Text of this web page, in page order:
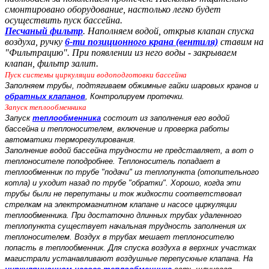
смонтировано оборудование, настолько легко будет
осуществить пуск бассейна.
Песчаный фильтр. Наполняем водой, открыв клапан спуска
воздуха, ручку 6-ти позиционного крана (вентиля) ставим на
"Фильтрацию". При появлении из него воды - закрываем
клапан, фильтр залит.
Пуск системы циркуляции водоподготовки бассейна
Заполняем трубы, подтягиваем обжимные гайки шаровых кранов и
обратных клапанов , Контролируем протечки.
Запуск теплообменника
Запуск теплообменника состоит из заполнения его водой
бассейна и теплоносителем, включение и проверка работы
автоматики терморегулирования.
Заполнение водой бассейна трудности не представляет, а вот о
теплоносителе поподробнее. Теплоноситель попадает в
теплообменник по трубе "подачи" из теплопункта (отопительного
котла) и уходит назад по трубе "обратки". Хорошо, когда эти
трубы были не перепутаны и ток жидкости соответствовал
стрелкам на электромагнитном клапане и насосе циркуляции
теплообменника. При достаточно длинных трубах удаленного
теплопункта существует начальная трудность заполнения их
теплоносителем. Воздух в трубах мешает теплоносителю
попасть в теплообменник. Для спуска воздуха в верхних участках
магистрали устанавливают воздушные перепускные клапана. На